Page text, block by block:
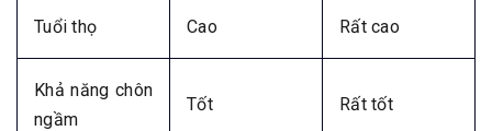
Tuổi thọ Cao Rất cao
Khả năng chôn
ngầm
Tốt Rất tốt